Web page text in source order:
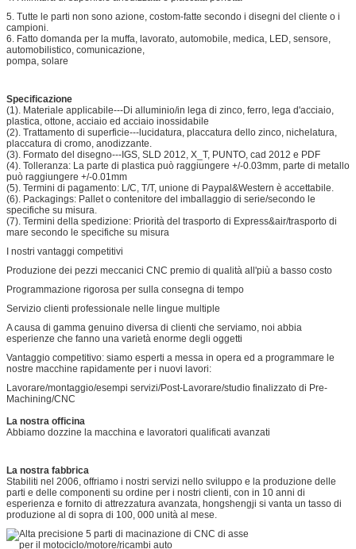
5. Tutte le parti non sono azione, costom-fatte secondo i disegni del cliente o i
campioni.
6. Fatto domanda per la muffa, lavorato, automobile, medica, LED, sensore,
automobilistico, comunicazione,
pompa, solare
Specificazione
(1). Materiale applicabile---Di alluminio/in lega di zinco, ferro, lega d'acciaio,
plastica, ottone, acciaio ed acciaio inossidabile
(2). Trattamento di superficie---lucidatura, placcatura dello zinco, nichelatura,
placcatura di cromo, anodizzante.
(3). Formato del disegno---IGS, SLD 2012, X_T, PUNTO, cad 2012 e PDF
(4). Tolleranza: La parte di plastica può raggiungere +/-0.03mm, parte di metallo
può raggiungere +/-0.01mm
(5). Termini di pagamento: L/C, T/T, unione di Paypal&Western è accettabile.
(6). Packagings: Pallet o contenitore del imballaggio di serie/secondo le
specifiche su misura.
(7). Termini della spedizione: Priorità del trasporto di Express&air/trasporto di
mare secondo le specifiche su misura
I nostri vantaggi competitivi
Produzione dei pezzi meccanici CNC premio di qualità all'più a basso costo
Programmazione rigorosa per sulla consegna di tempo
Servizio clienti professionale nelle lingue multiple
A causa di gamma genuino diversa di clienti che serviamo, noi abbia
esperienze che fanno una varietà enorme degli oggetti
Vantaggio competitivo: siamo esperti a messa in opera ed a programmare le
nostre macchine rapidamente per i nuovi lavori:
Lavorare/montaggio/esempi servizi/Post-Lavorare/studio finalizzato di Pre-
Machining/CNC
La nostra officina
Abbiamo dozzine la macchina e lavoratori qualificati avanzati
La nostra fabbrica
Stabiliti nel 2006, offriamo i nostri servizi nello sviluppo e la produzione delle
parti e delle componenti su ordine per i nostri clienti, con in 10 anni di
esperienza e fornito di attrezzatura avanzata, hongshengji si vanta un tasso di
produzione al di sopra di 100, 000 unità al mese.